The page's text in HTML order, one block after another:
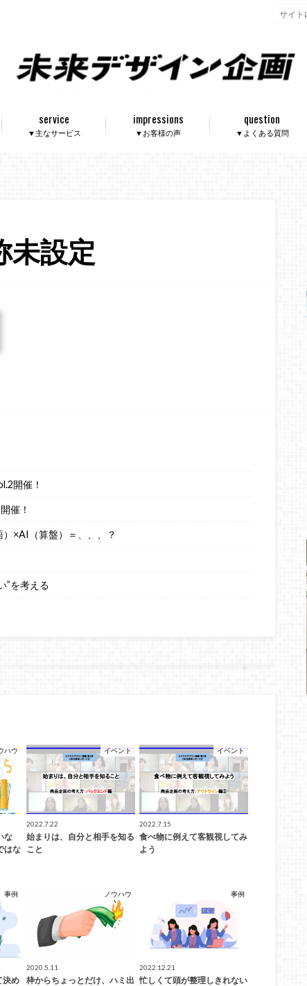
▼主なサービス
service
▼お客様の声
impressions
▼よくある質問
question
未設定
開催！
催！
）×AI（算盤）＝、、、？
”を考える
ハウ
な
はな
イベント
2022.7.22
始まりは、自分と相手を知る
こと
イベント
2022.7.15
食べ物に例えて客観視してみ
よう
事例
決め
ノウハウ
2020.5.11
枠からちょっとだけ、ハミ出
事例
2022.12.21
忙しくて頭が整理しきれない